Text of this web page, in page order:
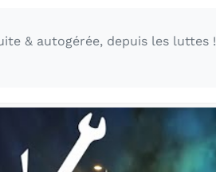
& autogérée, depuis les luttes !